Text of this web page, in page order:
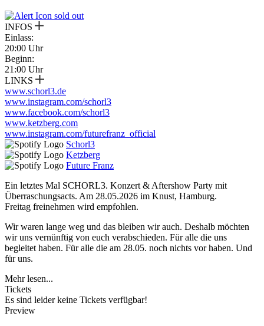
sold out
INFOS
Einlass:
20:00 Uhr
Beginn:
21:00 Uhr
LINKS
www.schorl3.de
www.instagram.com/schorl3
www.facebook.com/schorl3
www.ketzberg.com
www.instagram.com/futurefranz_official
Schorl3
Ketzberg
Future Franz
Ein letztes Mal SCHORL3. Konzert & Aftershow Party mit
Überraschungsacts. Am 28.05.2026 im Knust, Hamburg.
Freitag freinehmen wird empfohlen.
Wir waren lange weg und das bleiben wir auch. Deshalb möchten
wir uns vernünftig von euch verabschieden. Für alle die uns
begleitet haben. Für alle die am 28.05. noch nichts vor haben. Und
für uns.
Mehr lesen...
Tickets
Es sind leider keine Tickets verfügbar!
Preview